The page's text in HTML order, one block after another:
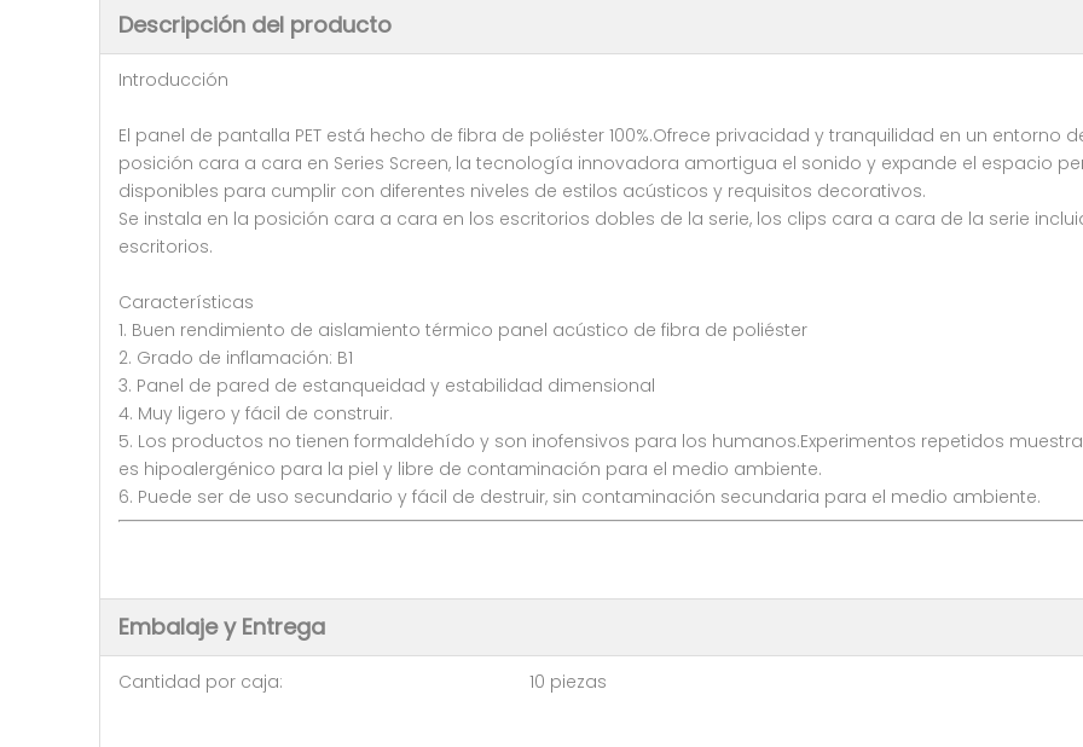
Descripción del producto
Introducción
El panel de pantalla PET está hecho de fibra de poliéster 100%.Ofrece privacidad y tranquilidad en un entorno
posición cara a cara en Series Screen, la tecnología innovadora amortigua el sonido y expande el espacio
disponibles para cumplir con diferentes niveles de estilos acústicos y requisitos decorativos.
Se instala en la posición cara a cara en los escritorios dobles de la serie, los clips cara a cara de la serie
escritorios.
Características
1. Buen rendimiento de aislamiento térmico panel acústico de fibra de poliéster
2. Grado de inflamación: B1
3. Panel de pared de estanqueidad y estabilidad dimensional
4. Muy ligero y fácil de construir.
5. Los productos no tienen formaldehído y son inofensivos para los humanos.Experimentos repetidos
es hipoalergénico para la piel y libre de contaminación para el medio ambiente.
6. Puede ser de uso secundario y fácil de destruir, sin contaminación secundaria para el medio ambiente.
Embalaje y Entrega
Cantidad por caja: 10 piezas